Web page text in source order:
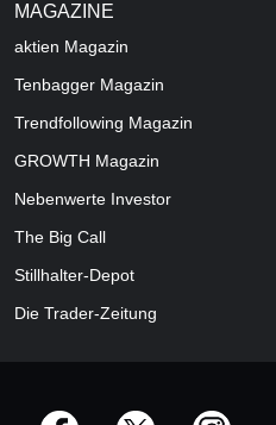
MAGAZINE
aktien Magazin
Tenbagger Magazin
Trendfollowing Magazin
GROWTH Magazin
Nebenwerte Investor
The Big Call
Stillhalter-Depot
Die Trader-Zeitung
offizielle Social Media-Accounts